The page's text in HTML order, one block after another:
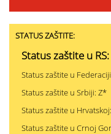
STATUS ZAŠTITE:
Status zaštite u RS:
Status zaštite u
Status zaštite u Srbiji: Z*
Status zaštite u
Status zaštite u Crnoj